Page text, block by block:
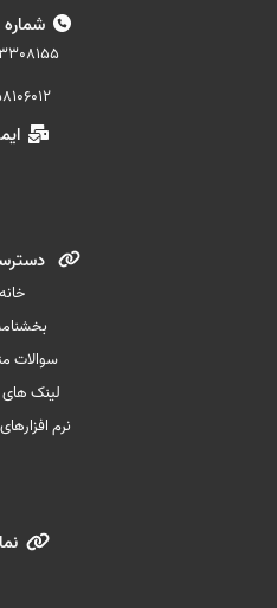
خانه
سوالات
لینک
نرم